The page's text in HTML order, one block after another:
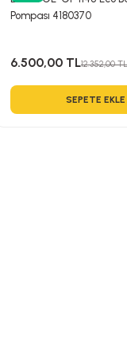
Pompası 4180370
6.500,00 TL12.352,00 TL
SEPETE EKLE